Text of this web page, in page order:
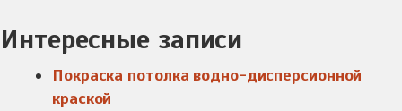
Интересные записи
Покраска потолка водно-дисперсионной
краской